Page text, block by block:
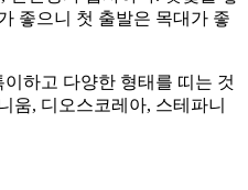
좋으니 첫 출발은 목대가 좋
하고 다양한 형태를 띠는 것
움, 디오스코레아, 스테파니